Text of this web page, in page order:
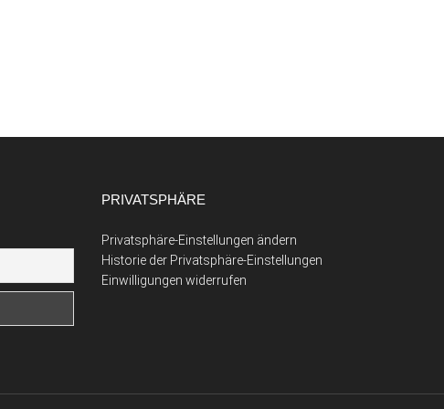
PRIVATSPHÄRE
Privatsphäre-Einstellungen ändern
Historie der Privatsphäre-Einstellungen
Einwilligungen widerrufen